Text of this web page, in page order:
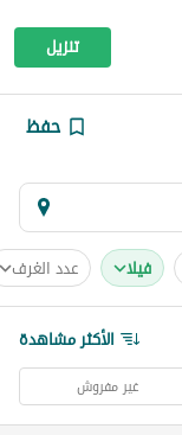
تنزيل
حفظ
فیلا عدد الغرف
الأكثر مشاهدة
غير مفروش